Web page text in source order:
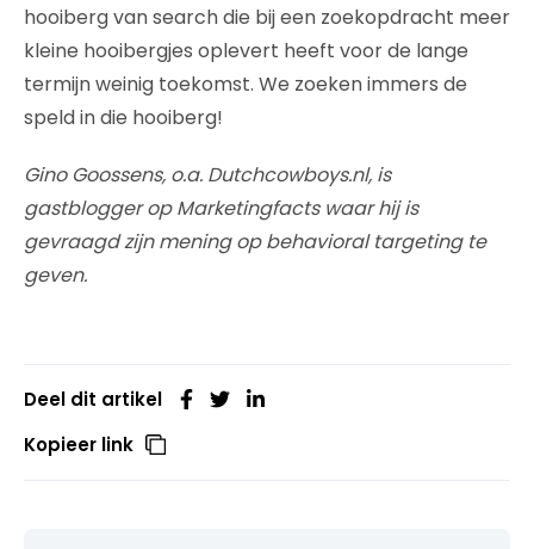
hooiberg van search die bij een zoekopdracht meer
kleine hooibergjes oplevert heeft voor de lange
termijn weinig toekomst. We zoeken immers de
speld in die hooiberg!
Gino Goossens, o.a. Dutchcowboys.nl, is
gastblogger op Marketingfacts waar hij is
gevraagd zijn mening op behavioral targeting te
geven.
Deel dit artikel
Kopieer link